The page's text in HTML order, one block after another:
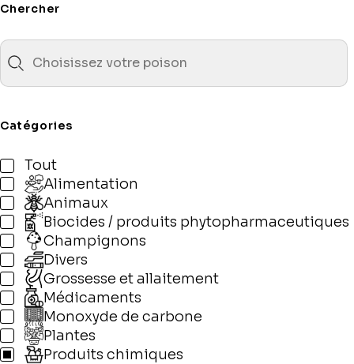
Chercher
Catégories
Tout
Alimentation
Animaux
Biocides / produits phytopharmaceutiques
Champignons
Divers
Grossesse et allaitement
Médicaments
Monoxyde de carbone
Plantes
Produits chimiques